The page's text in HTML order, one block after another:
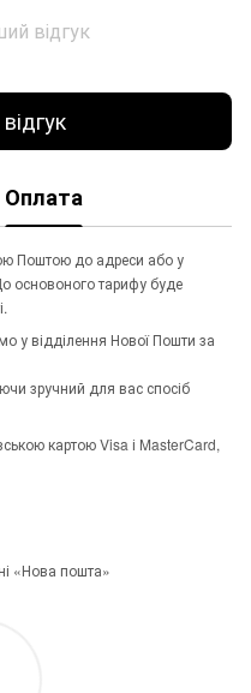
відгук
Оплата
Поштою до адреси або у
основоного тарифу буде
у відділення Нової Пошти за
зручний для вас спосіб
картою Visa і MasterCard,
«Нова пошта»